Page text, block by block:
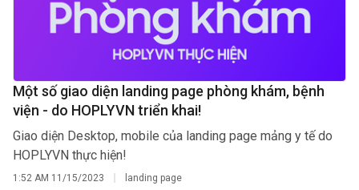
Một số giao diện landing page phòng khám, bệnh
viện - do HOPLYVN triển khai!
Giao diện Desktop, mobile của landing page mảng y tế do
HOPLYVN thực hiện!
1:52 AM 11/15/2023 landing page